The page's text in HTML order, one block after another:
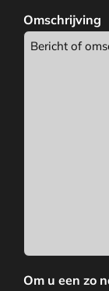
Omschrijving
Om u een zo